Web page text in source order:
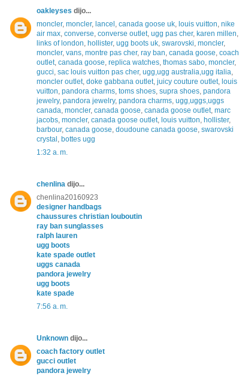
oakleyses dijo...
moncler, moncler, lancel , canada goose uk, louis vuitton, nike
air max, converse, converse outlet, ugg pas cher, karen millen,
links of london, hollister, ugg boots uk, swarovski, moncler,
moncler, vans, montre pas cher, ray ban, canada goose, coach
outlet, canada goose, replica watches, thomas sabo, moncler,
gucci, sac louis vuitton pas cher, ugg,ugg australia,ugg italia,
moncler outlet, doke gabbana outlet, juicy couture outlet, louis
vuitton, pandora charms, toms shoes, supra shoes, pandora
jewelry, pandora jewelry, pandora charms, ugg,uggs,uggs
canada, moncler, canada goose, canada goose outlet, marc
jacobs, moncler, canada goose outlet, louis vuitton, hollister,
barbour, canada goose, doudoune canada goose, swarovski
crystal , bottes ugg
1:32 a. m.
chenlina dijo...
chenlina20160923
designer handbags
chaussures christian louboutin
ray ban sunglasses
ralph lauren
ugg boots
kate spade outlet
uggs canada
pandora jewelry
ugg boots
kate spade
7:56 a. m.
Unknown dijo...
coach factory outlet
gucci outlet
pandora jewelry